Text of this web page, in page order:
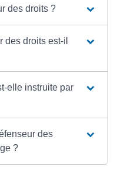
des droits ?
des droits est-il
elle instruite par
des
?